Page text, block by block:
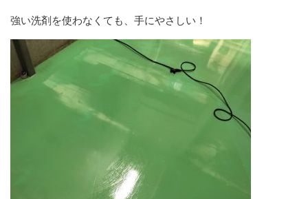
強い洗剤を使わなくても、手にやさしい！